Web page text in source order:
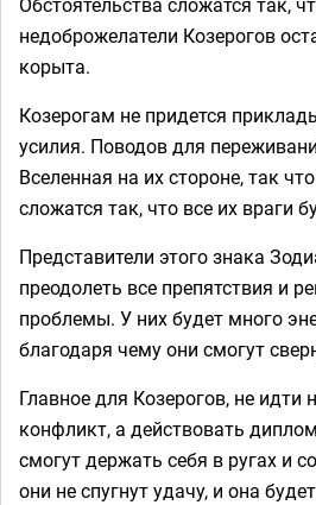
недоброжелатели Козерогов
корыта.
Козерогам не придется
усилия. Поводов для
Вселенная на их стороне, так
сложатся так, что все их враги
Представители этого знака
преодолеть все препятствия и
проблемы. У них будет много
благодаря чему они смогут
Главное для Козерогов, не идти
конфликт, а действовать
смогут держать себя в ругах и
они не спугнут удачу, и она